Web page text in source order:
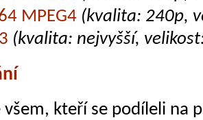
MPEG4 (kvalita: 240p,
(kvalita: nejvyšší,
všem, kteří se podíleli na